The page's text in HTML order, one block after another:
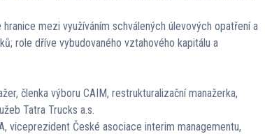
mezi využíváním schválených úlevových opatření a
role dříve vybudovaného vztahového kapitálu a
členka výboru CAIM, restrukturalizační manažerka,
Tatra Trucks a.s.
viceprezident České asociace interim managementu,